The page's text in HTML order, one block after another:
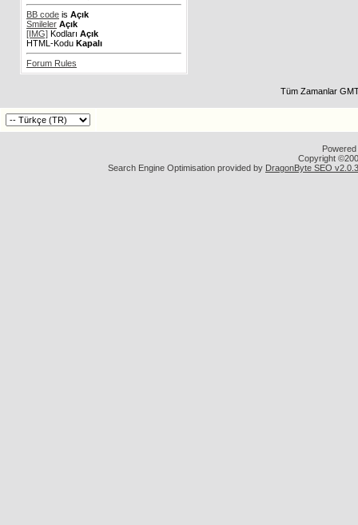
BB code is Açık
Smileler Açık
[IMG] Kodları Açık
HTML-Kodu Kapalı
Forum Rules
Tüm Zamanlar
Copyright
Search Engine Optimisation provided by DragonByte SEO